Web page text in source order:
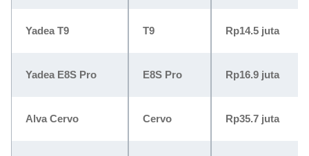
Yadea T9 T9 Rp14.5 juta
Yadea E8S Pro E8S Pro Rp16.9 juta
Alva Cervo Cervo Rp35.7 juta